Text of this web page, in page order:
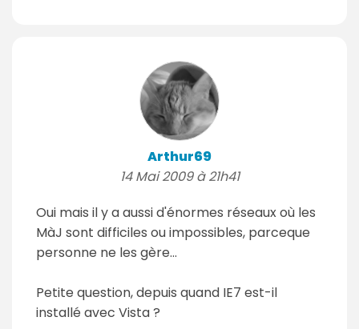
Arthur69
14 Mai 2009 à 21h41
Oui mais il y a aussi d'énormes réseaux où les
MàJ sont difficiles ou impossibles, parceque
personne ne les gère...
Petite question, depuis quand IE7 est-il
installé avec Vista ?